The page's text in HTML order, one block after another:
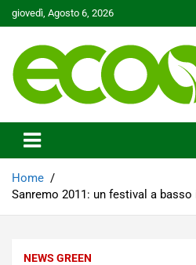
Skip
to
giovedì, Agosto 6, 2026
Ecoo.it
Home
Sanremo 2011: un festival a
NEWS GREEN